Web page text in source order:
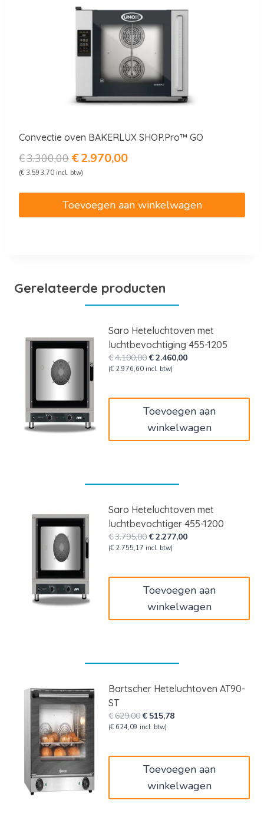
Convectie oven BAKERLUX SHOP.Pro™ GO
€3.300,00 Oorspronkelijke
was:
€3.300,00.
€2.970,00Huidige
€2.970,00.
(€ 3.593,70 incl. btw)
Toevoegen aan winkelwagen
Gerelateerde producten
Saro Heteluchtoven met
luchtbevochtiging 455-1205
€4.100,00Oorspronkelijke
prijs
€2.460,00Huidige
(€ 2.976,60 incl. btw)
Toevoegen aan
winkelwagen
Saro Heteluchtoven met
luchtbevochtiger 455-1200
€3.795,00Oorspronkelijke
prijs
€2.277,00Huidige
(€ 2.755,17 incl. btw)
Toevoegen aan
winkelwagen
Bartscher Heteluchtoven AT90-
ST
€629,00Oorspronkelijke
prijs
€ 515,78Huidige
(€ 624,09 incl. btw)
Toevoegen aan
winkelwagen